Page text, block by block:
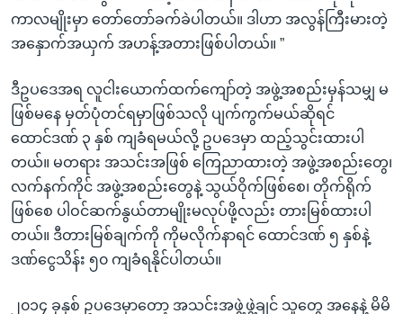
ကာလမျိုးမှာ တော်တော်ခက်ခဲပါတယ်။ ဒါဟာ အလွန်ကြီးမားတဲ့
အနှောက်အယှက် အဟန့်အတားဖြစ်ပါတယ်။ ”
ဒီဥပဒေအရ လူငါးယောက်ထက်ကျော်တဲ့ အဖွဲ့အစည်းမှန်သမျှ မ
ဖြစ်မနေ မှတ်ပုံတင်ရမှာဖြစ်သလို ပျက်ကွက်မယ်ဆိုရင်
ထောင်ဒဏ် ၃ နှစ် ကျခံရမယ်လို့ ဥပဒေမှာ ထည့်သွင်းထားပါ
တယ်။ မတရား အသင်းအဖြစ် ကြေညာထားတဲ့ အဖွဲ့အစည်းတွေ၊
လက်နက်ကိုင် အဖွဲ့အစည်းတွေနဲ့ သွယ်ဝိုက်ဖြစ်စေ၊ တိုက်ရိုက်
ဖြစ်စေ ပါဝင်ဆက်နွယ်တာမျိုးမလုပ်ဖို့လည်း တားမြစ်ထားပါ
တယ်။ ဒီတားမြစ်ချက်ကို ကိုမလိုက်နာရင် ထောင်ဒဏ် ၅ နှစ်နဲ့
ဒဏ်ငွေသိန်း ၅၀ ကျခံရနိုင်ပါတယ်။
၂၀၁၄ ခုနှစ် ဥပဒေမှာတော့ အသင်းအဖွဲ့ဖွဲ့ချင် သူတွေ အနေနဲ့ မိမိ